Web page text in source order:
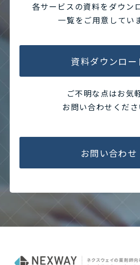
各サービスの資料をダウン
一覧をご用意してい
資料ダウンロー
ご不明な点はお気
お問い合わせくださ
お問い合わせ